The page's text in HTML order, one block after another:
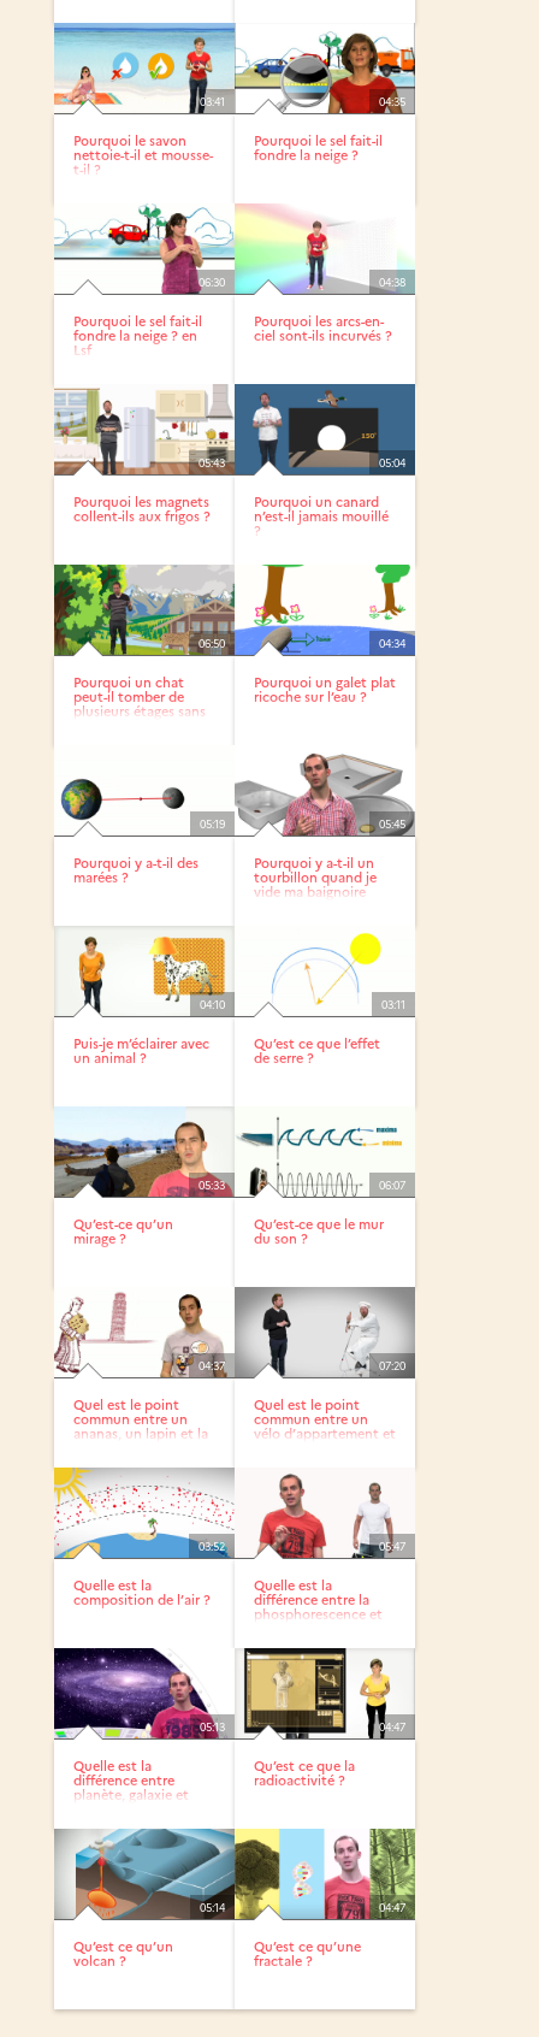
03:41
Pourquoi le savon
nettoie-t-il et mousse-
t-il ?
04:35
Pourquoi le sel fait-il
fondre la neige ?
06:30
Pourquoi le sel fait-il
fondre la neige ? en
Lsf
04:38
Pourquoi les arcs-en-
ciel sont-ils incurvés ?
05:43
Pourquoi les magnets
collent-ils aux frigos ?
05:04
Pourquoi un canard
n’est-il jamais mouillé
?
06:50
Pourquoi un chat
peut-il tomber de
plusieurs étages sans
04:34
Pourquoi un galet plat
ricoche sur l’eau ?
05:19
Pourquoi y a-t-il des
marées ?
05:45
Pourquoi y a-t-il un
tourbillon quand je
vide ma baignoire
04:10
Puis-je m’éclairer avec
un animal ?
03:11
Qu’est ce que l’effet
de serre ?
05:33
Qu’est-ce qu’un
mirage ?
06:07
Qu’est-ce que le mur
du son ?
04:37
Quel est le point
commun entre un
ananas, un lapin et la
07:20
Quel est le point
commun entre un
vélo d’appartement et
03:52
Quelle est la
composition de l’air ?
05:47
Quelle est la
différence entre la
phosphorescence et
05:13
Quelle est la
différence entre
planète, galaxie et
04:47
Qu’est ce que la
radioactivité ?
05:14
Qu’est ce qu’un
volcan ?
04:47
Qu’est ce qu’une
fractale ?